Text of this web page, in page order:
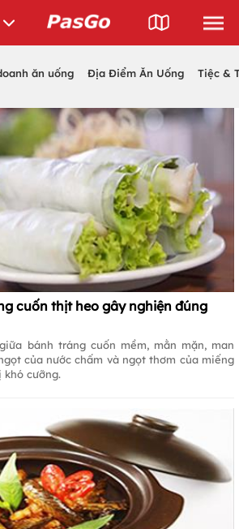
ăn uống Địa Điểm Ăn Uống Tiệc &
cuốn thịt heo gây nghiện đúng
bánh tráng cuốn mềm, mằn mặn, man
của nước chấm và ngọt thơm của miếng
cưỡng.